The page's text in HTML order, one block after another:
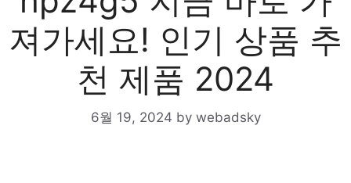
져가세요! 인기 상품 추
천 제품 2024
6월 19, 2024 by webadsky